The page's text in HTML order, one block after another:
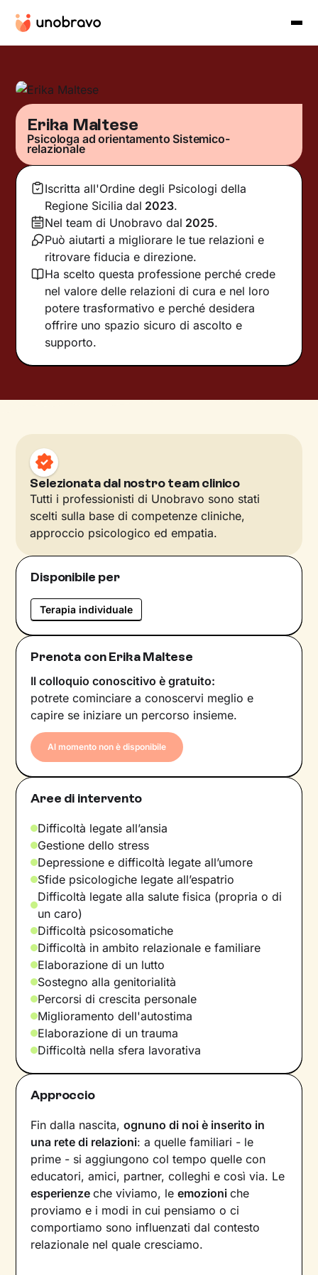
Erika Maltese
Psicologa ad orientamento Sistemico-
relazionale
Iscritta all'Ordine degli Psicologi della
Regione Sicilia dal 2023.
Nel team di Unobravo dal 2025.
Può aiutarti a migliorare le tue relazioni e
ritrovare fiducia e direzione.
Ha scelto questa professione perché crede
nel valore delle relazioni di cura e nel loro
potere trasformativo e perché desidera
offrire uno spazio sicuro di ascolto e
supporto.
Selezionata dal nostro team clinico
Tutti i professionisti di Unobravo sono stati
scelti sulla base di competenze cliniche,
approccio psicologico ed empatia.
Disponibile per
Terapia individuale
Prenota con Erika Maltese
Il colloquio conoscitivo è gratuito:
potrete cominciare a conoscervi meglio e
capire se iniziare un percorso insieme.
Al momento non è disponibile
Aree di intervento
Difficoltà legate all’ansia
Gestione dello stress
Depressione e difficoltà legate all’umore
Sfide psicologiche legate all’espatrio
Difficoltà legate alla salute fisica (propria o di
un caro)
Difficoltà psicosomatiche
Difficoltà in ambito relazionale e familiare
Elaborazione di un lutto
Sostegno alla genitorialità
Percorsi di crescita personale
Miglioramento dell'autostima
Elaborazione di un trauma
Difficoltà nella sfera lavorativa
Approccio
Fin dalla nascita,ognuno di noi è inserito in
una rete di relazioni: a quelle familiari - le
prime - si aggiungono col tempo quelle con
educatori, amici, partner, colleghi e così via. Le
esperienzeche viviamo, leemozioniche
proviamo e i modi in cui pensiamo o ci
comportiamo sono influenzati dal contesto
relazionale nel quale cresciamo.